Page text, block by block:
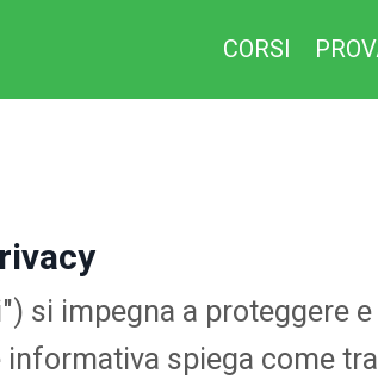
CORSI
si impegna a proteggere
informativa spiega come